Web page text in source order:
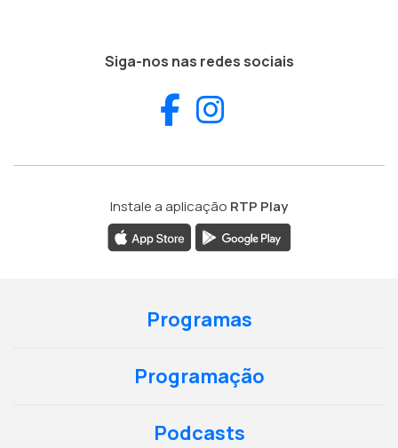
Siga-nos nas redes sociais
Facebook
Instale a aplicação RTP Play
Programas
Programação
Podcasts